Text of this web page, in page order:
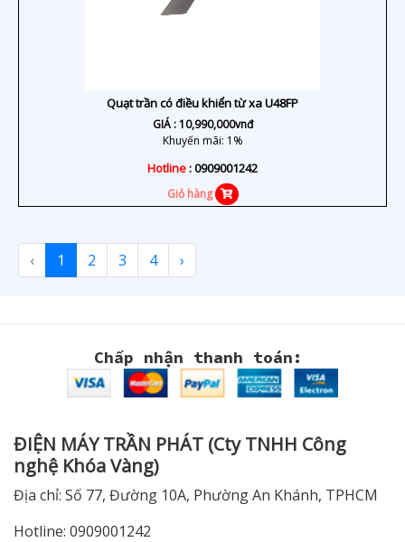
Quạt trần có điều khiển từ xa U48FP
GIÁ :10,990,000vnđ
Khuyến mãi: 1%
Hotline: 0909001242
Giỏ hàng
‹ 1 2 3 4 ›
Chấp nhận thanh toán:
ĐIỆN MÁY TRẦN PHÁT (Cty TNHH Công
nghệ Khóa Vàng)
Địa chỉ: Số 77, Đường 10A, Phường An Khánh, TPHCM
Hotline: 0909001242